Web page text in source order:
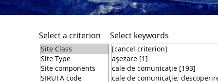
Select a criterion Select keywords